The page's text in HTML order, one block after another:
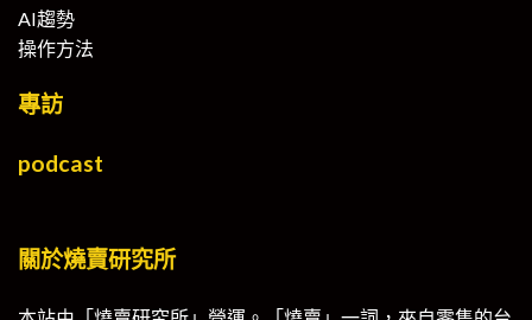
AI趨勢
操作方法
專訪
podcast
關於燒賣研究所